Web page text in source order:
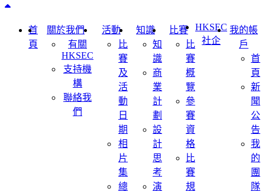
Back to top
首
頁
關於我們
有關
HKSEC
支持機
構
聯絡我
們
活動
比
賽
及
活
動
日
期
相
片
集
總
知識
知
識
商
業
計
劃
設
計
思
考
演
比賽
比
賽
概
覽
參
賽
資
格
比
賽
規
HKSEC
社企
我的帳
戶
首
頁
新
聞
公
告
我
的
團
隊